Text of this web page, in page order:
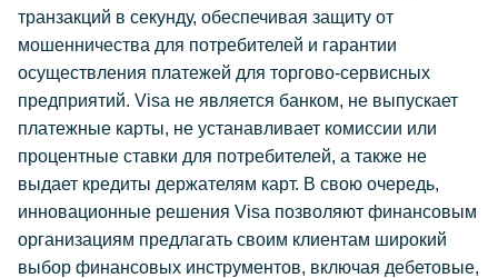
транзакций в секунду, обеспечивая защиту от
мошенничества для потребителей и гарантии
осуществления платежей для торгово-сервисных
предприятий. Visa не является банком, не выпускает
платежные карты, не устанавливает комиссии или
процентные ставки для потребителей, а также не
выдает кредиты держателям карт. В свою очередь,
инновационные решения Visa позволяют финансовым
организациям предлагать своим клиентам широкий
выбор финансовых инструментов, включая дебетовые,